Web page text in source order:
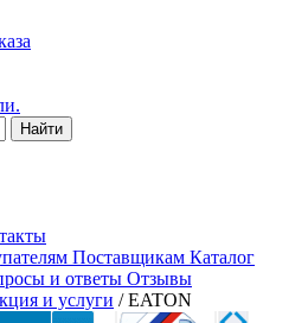
Поставщикам Каталог
и ответы Отзывы
и услуги / EATON